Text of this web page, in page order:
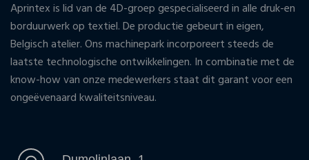
Aprintex is lid van de 4D-groep gespecialiseerd in alle druk-en
borduurwerk op textiel. De productie gebeurt in eigen,
Belgisch atelier. Ons machinepark incorporeert steeds de
laatste technologische ontwikkelingen. In combinatie met de
know-how van onze medewerkers staat dit garant voor een
ongeëvenaard kwaliteitsniveau.